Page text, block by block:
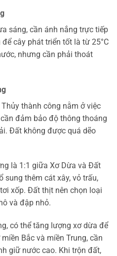
sáng, cần ánh nắng trực tiếp
cây phát triển tốt là từ 25°C
nhưng cần phải thoát
thành công nằm ở việc
đảm bảo độ thông thoáng
Đất không được quá dẽo
là 1:1 giữa Xơ Dừa và Đất
sung thêm cát xây, vỏ trấu,
xốp. Đất thịt nên chọn loại
và đập nhỏ.
có thể tăng lượng xơ dừa để
Bắc và miền Trung, cần
giữ nước cao. Khi trộn đất,